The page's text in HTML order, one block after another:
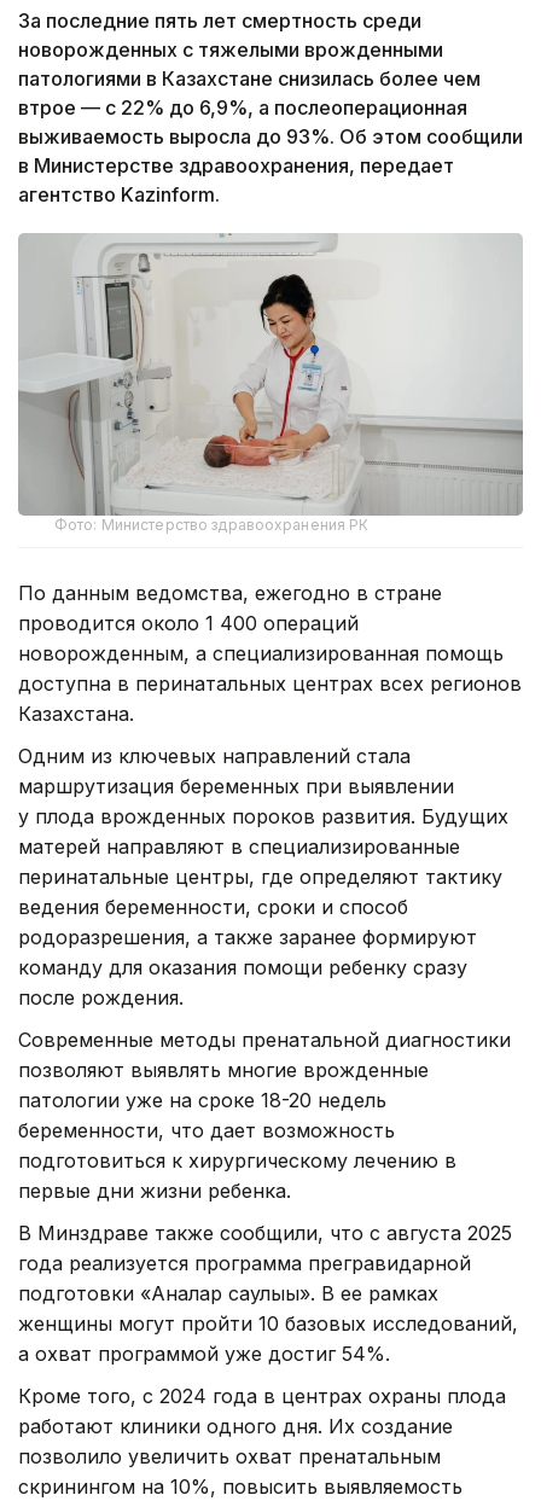
За последние пять лет смертность среди
новорожденных с тяжелыми врожденными
патологиями в Казахстане снизилась более чем
втрое — с 22% до 6,9%, а послеоперационная
выживаемость выросла до 93%. Об этом сообщили
в Министерстве здравоохранения, передает
агентство Kazinform.
Фото: Министерство здравоохранения РК
По данным ведомства, ежегодно в стране
проводится около 1 400 операций
новорожденным, а специализированная помощь
доступна в перинатальных центрах всех регионов
Казахстана.
Одним из ключевых направлений стала
маршрутизация беременных при выявлении
у плода врожденных пороков развития. Будущих
матерей направляют в специализированные
перинатальные центры, где определяют тактику
ведения беременности, сроки и способ
родоразрешения, а также заранее формируют
команду для оказания помощи ребенку сразу
после рождения.
Современные методы пренатальной диагностики
позволяют выявлять многие врожденные
патологии уже на сроке 18-20 недель
беременности, что дает возможность
подготовиться к хирургическому лечению в
первые дни жизни ребенка.
В Минздраве также сообщили, что с августа 2025
года реализуется программа прегравидарной
подготовки «Аналар саулығы». В ее рамках
женщины могут пройти 10 базовых исследований,
а охват программой уже достиг 54%.
Кроме того, с 2024 года в центрах охраны плода
работают клиники одного дня. Их создание
позволило увеличить охват пренатальным
скринингом на 10%, повысить выявляемость